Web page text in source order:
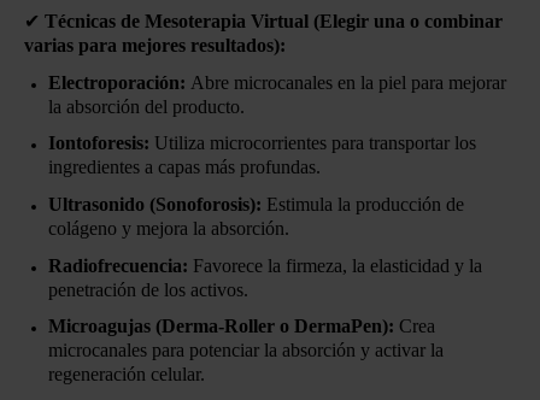
✔ Técnicas de Mesoterapia Virtual (Elegir una o combinar
varias para mejores resultados):
Electroporación: Abre microcanales en la piel para mejorar
la absorción del producto.
Iontoforesis: Utiliza microcorrientes para transportar los
ingredientes a capas más profundas.
Ultrasonido (Sonoforosis): Estimula la producción de
colágeno y mejora la absorción.
Radiofrecuencia: Favorece la firmeza, la elasticidad y la
penetración de los activos.
Microagujas (Derma-Roller o DermaPen): Crea
microcanales para potenciar la absorción y activar la
regeneración celular.